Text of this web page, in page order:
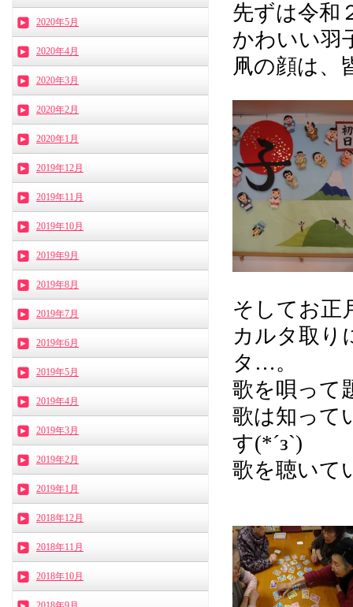
先ずは令和
かわいい羽
凧の顔は、
そしてお正
カルタ取り
タ…。
歌を唄って
歌は知って
す(*´з`)
歌を聴いて
2020年5月
2020年4月
2020年3月
2020年2月
2020年1月
2019年12月
2019年11月
2019年10月
2019年9月
2019年8月
2019年7月
2019年6月
2019年5月
2019年4月
2019年3月
2019年2月
2019年1月
2018年12月
2018年11月
2018年10月